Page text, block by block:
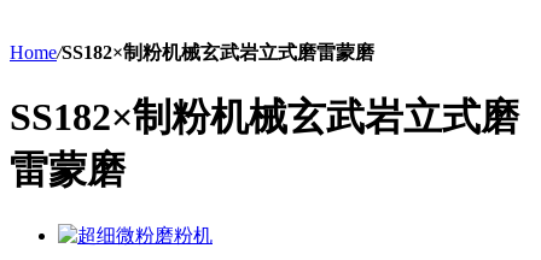
Home/SS182×制粉机械玄武岩立式磨雷蒙磨
SS182×制粉机械玄武岩立式磨
雷蒙磨